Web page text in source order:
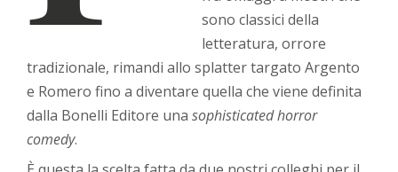
sono classici della
letteratura, orrore
tradizionale, rimandi allo splatter targato Argento
e Romero fino a diventare quella che viene definita
dalla Bonelli Editore unasophisticated horror
comedy.